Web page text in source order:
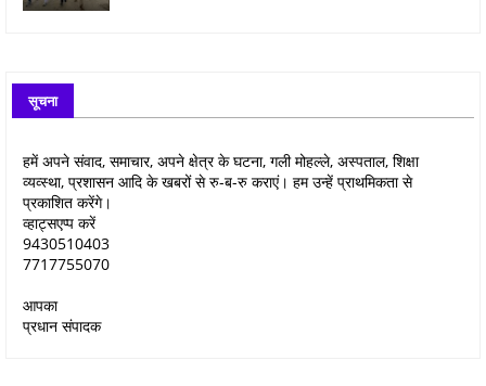
सूचना
हमें अपने संवाद, समाचार, अपने क्षेत्र के घटना, गली मोहल्ले, अस्पताल, शिक्षा
व्यव्स्था, प्रशासन आदि के खबरों से रु-ब-रु कराएं। हम उन्हें प्राथमिकता से
प्रकाशित करेंगे।
व्हाट्सएप्प करें
9430510403
7717755070
आपका
प्रधान संपादक